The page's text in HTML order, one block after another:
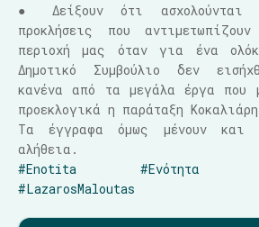
● Δείξουν ότι ασχολούνται
προκλήσεις που
περιοχή μας όταν για ένα
Δημοτικό Συμβούλιο δεν
κανένα από τα μεγάλα έργα που
προεκλογικά η παράταξη
Τα έγγραφα όμως μένουν και
αλήθεια.
#Enotita
#Ενότητα
#LazarosMaloutas